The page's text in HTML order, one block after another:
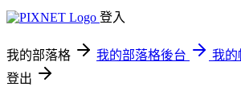
登入
我的部落格 我的部落格後台
我的
登出